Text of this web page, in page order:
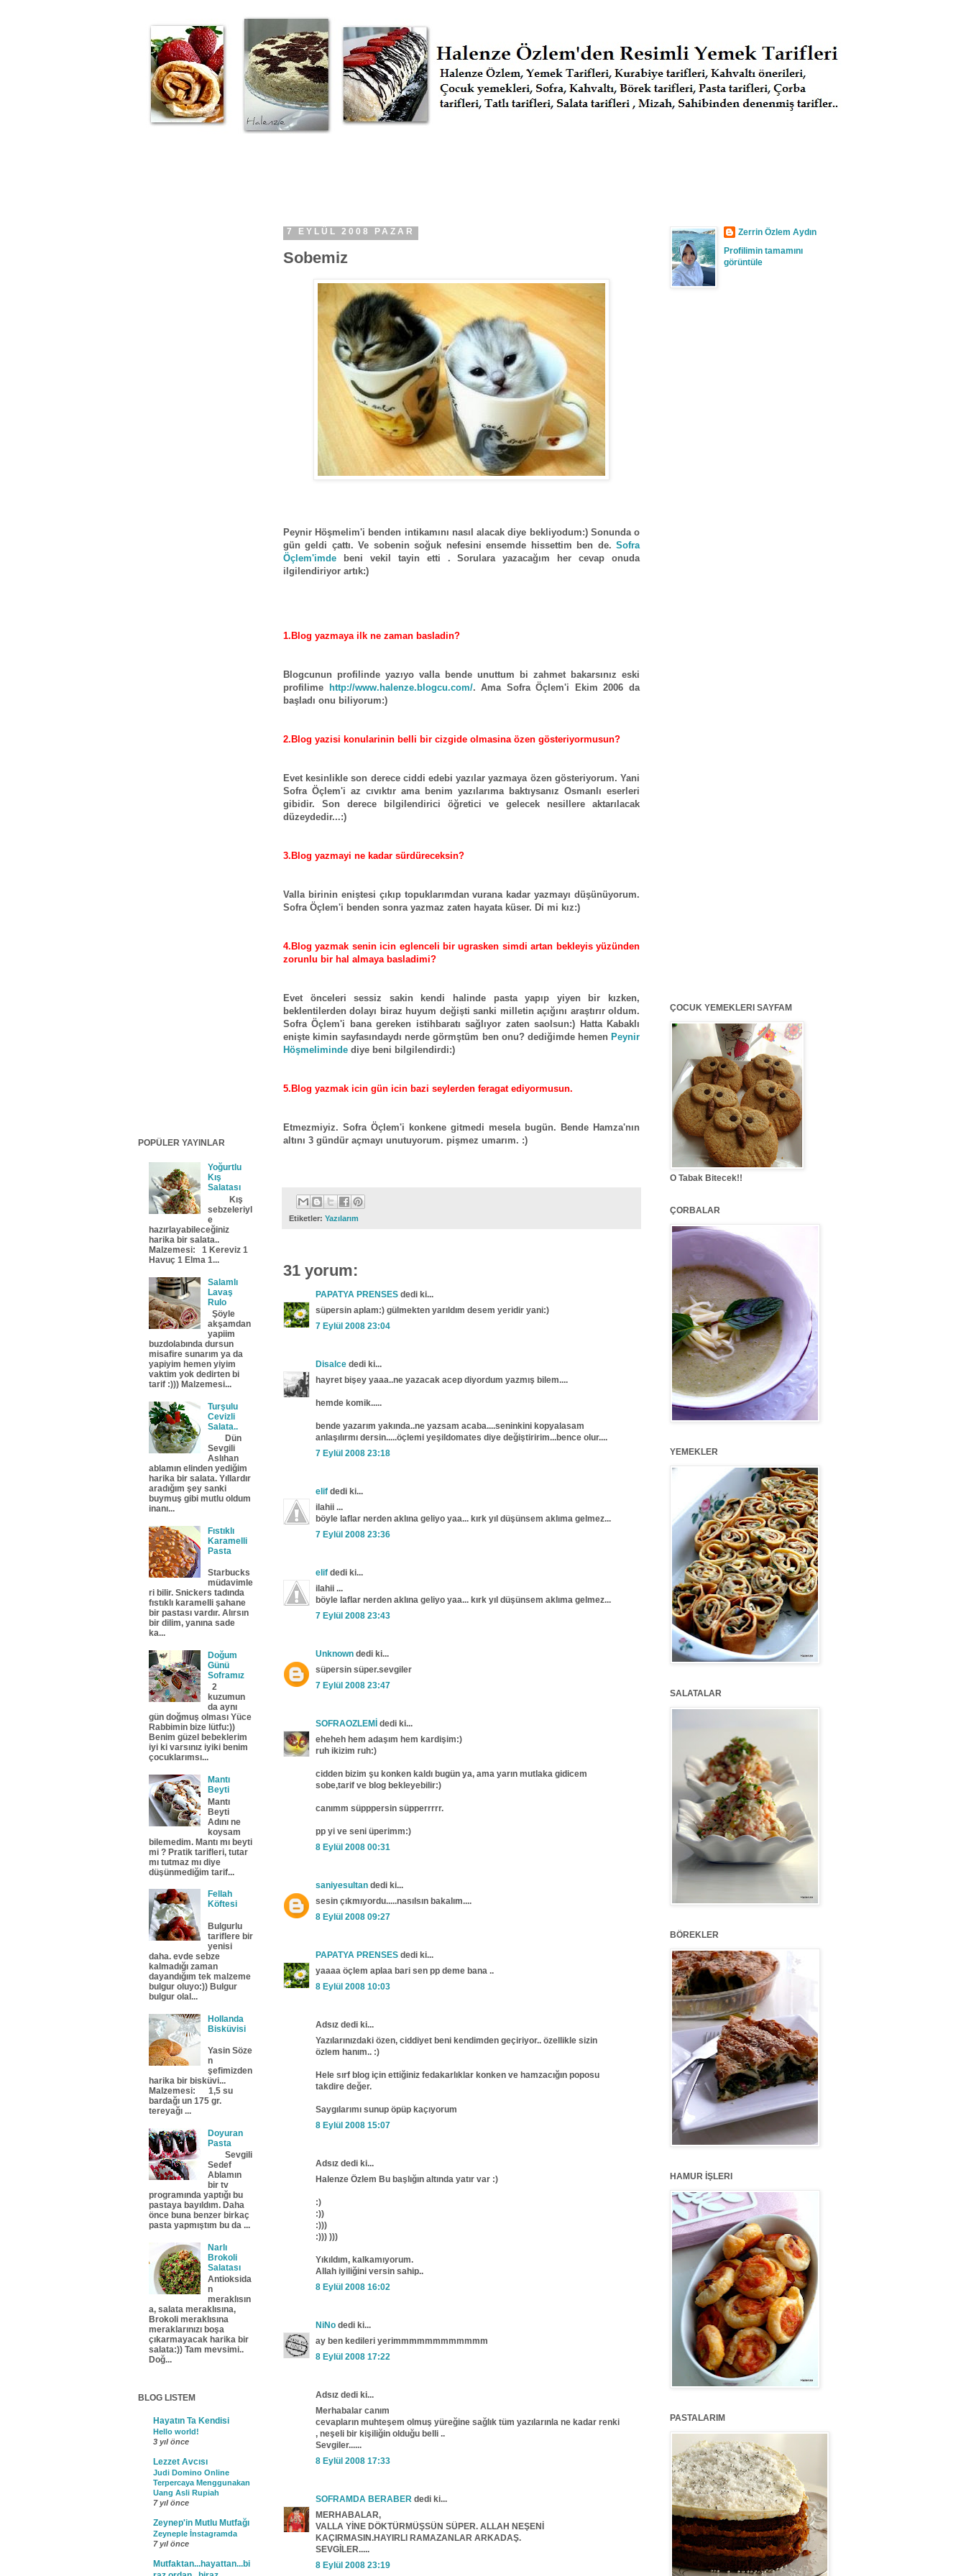
7 EYLÜL 2008 PAZAR
Sobemiz
Peynir Höşmelim'i benden intikamını nasıl alacak diye bekliyodum:) Sonunda o
gün geldi çattı. Ve sobenin soğuk nefesini ensemde hissettim ben de. Sofra
Öçlem'imde beni vekil tayin etti . Sorulara yazacağım her cevap onuda
ilgilendiriyor artık:)
1.Blog yazmaya ilk ne zaman basladin?
Blogcunun profilinde yazıyo valla bende unuttum bi zahmet bakarsınız eski
profilime http://www.halenze.blogcu.com/. Ama Sofra Öçlem'i Ekim 2006 da
başladı onu biliyorum:)
2.Blog yazisi konularinin belli bir cizgide olmasina özen gösteriyormusun?
Evet kesinlikle son derece ciddi edebi yazılar yazmaya özen gösteriyorum. Yani
Sofra Öçlem'i az cıvıktır ama benim yazılarıma baktıysanız Osmanlı eserleri
gibidir. Son derece bilgilendirici öğretici ve gelecek nesillere aktarılacak
düzeydedir...:)
3.Blog yazmayi ne kadar sürdüreceksin?
Valla birinin eniştesi çıkıp topuklarımdan vurana kadar yazmayı düşünüyorum.
Sofra Öçlem'i benden sonra yazmaz zaten hayata küser. Di mi kız:)
4.Blog yazmak senin icin eglenceli bir ugrasken simdi artan bekleyis yüzünden
zorunlu bir hal almaya basladimi?
Evet önceleri sessiz sakin kendi halinde pasta yapıp yiyen bir kızken,
beklentilerden dolayı biraz huyum değişti sanki milletin açığını araştırır oldum.
Sofra Öçlem'i bana gereken istihbaratı sağlıyor zaten saolsun:) Hatta Kabaklı
enişte kimin sayfasındaydı nerde görmştüm ben onu? dediğimde hemen Peynir
Höşmeliminde diye beni bilgilendirdi:)
5.Blog yazmak icin gün icin bazi seylerden feragat ediyormusun.
Etmezmiyiz. Sofra Öçlem'i konkene gitmedi mesela bugün. Bende Hamza'nın
altını 3 gündür açmayı unutuyorum. pişmez umarım. :)
Etiketler: Yazılarım
31 yorum:
PAPATYA PRENSES dedi ki...
süpersin aplam:) gülmekten yarıldım desem yeridir yani:)
7 Eylül 2008 23:04
Disalce dedi ki...
hayret bişey yaaa..ne yazacak acep diyordum yazmış bilem....
hemde komik.....
bende yazarım yakında..ne yazsam acaba....seninkini kopyalasam
anlaşılırmı dersin.....öçlemi yeşildomates diye değiştiririm...bence olur....
7 Eylül 2008 23:18
elif dedi ki...
ilahii ...
böyle laflar nerden aklına geliyo yaa... kırk yıl düşünsem aklıma gelmez...
7 Eylül 2008 23:36
elif dedi ki...
ilahii ...
böyle laflar nerden aklına geliyo yaa... kırk yıl düşünsem aklıma gelmez...
7 Eylül 2008 23:43
Unknown dedi ki...
süpersin süper.sevgiler
7 Eylül 2008 23:47
SOFRAOZLEMİ dedi ki...
eheheh hem adaşım hem kardişim:)
ruh ikizim ruh:)
cidden bizim şu konken kaldı bugün ya, ama yarın mutlaka gidicem
sobe,tarif ve blog bekleyebilir:)
canımm süpppersin süpperrrrr.
pp yi ve seni üperimm:)
8 Eylül 2008 00:31
saniyesultan dedi ki...
sesin çıkmıyordu.....nasılsın bakalım....
8 Eylül 2008 09:27
PAPATYA PRENSES dedi ki...
yaaaa öçlem aplaa bari sen pp deme bana ..
8 Eylül 2008 10:03
Adsız dedi ki...
Yazılarınızdaki özen, ciddiyet beni kendimden geçiriyor.. özellikle sizin
özlem hanım.. :)
Hele sırf blog için ettiğiniz fedakarlıklar konken ve hamzacığın poposu
takdire değer.
Saygılarımı sunup öpüp kaçıyorum
8 Eylül 2008 15:07
Adsız dedi ki...
Halenze Özlem Bu başlığın altında yatır var :)
:)
:))
:)))
:))) )))
Yıkıldım, kalkamıyorum.
Allah iyiliğini versin sahip..
8 Eylül 2008 16:02
NiNo dedi ki...
ay ben kedileri yerimmmmmmmmmmmm
8 Eylül 2008 17:22
Adsız dedi ki...
Merhabalar canım
cevapların muhteşem olmuş yüreğine sağlık tüm yazılarınla ne kadar renki
, neşeli bir kişiliğin olduğu belli ..
Sevgiler......
8 Eylül 2008 17:33
SOFRAMDA BERABER dedi ki...
MERHABALAR,
VALLA YİNE DÖKTÜRMÜŞSÜN SÜPER. ALLAH NEŞENİ
KAÇIRMASIN.HAYIRLI RAMAZANLAR ARKADAŞ.
SEVGİLER.....
8 Eylül 2008 23:19
POPÜLER YAYINLAR
Yoğurtlu
Kış
Salatası
Kış
sebzeleriyl
e
hazırlayabileceğiniz
harika bir salata..
Malzemesi: 1 Kereviz 1
Havuç 1 Elma 1...
Salamlı
Lavaş
Rulo
Şöyle
akşamdan
yapiim
buzdolabında dursun
misafire sunarım ya da
yapiyim hemen yiyim
vaktim yok dedirten bi
tarif :))) Malzemesi...
Turşulu
Cevizli
Salata..
Dün
Sevgili
Aslıhan
ablamın elinden yediğim
harika bir salata. Yıllardır
aradığım şey sanki
buymuş gibi mutlu oldum
inanı...
Fıstıklı
Karamelli
Pasta
Starbucks
müdavimle
ri bilir. Snickers tadında
fıstıklı karamelli şahane
bir pastası vardır. Alırsın
bir dilim, yanına sade
ka...
Doğum
Günü
Soframız
2
kuzumun
da aynı
gün doğmuş olması Yüce
Rabbimin bize lütfu:))
Benim güzel bebeklerim
iyi ki varsınız iyiki benim
çocuklarımsı...
Mantı
Beyti
Mantı
Beyti
Adını ne
koysam
bilemedim. Mantı mı beyti
mi ? Pratik tarifleri, tutar
mı tutmaz mı diye
düşünmediğim tarif...
Fellah
Köftesi
Bulgurlu
tariflere bir
yenisi
daha. evde sebze
kalmadığı zaman
dayandığım tek malzeme
bulgur oluyo:)) Bulgur
bulgur olal...
Hollanda
Bisküvisi
Yasin Söze
n
şefimizden
harika bir bisküvi...
Malzemesi: 1,5 su
bardağı un 175 gr.
tereyağı ...
Doyuran
Pasta
Sevgili
Sedef
Ablamın
bir tv
programında yaptığı bu
pastaya bayıldım. Daha
önce buna benzer birkaç
pasta yapmıştım bu da ...
Narlı
Brokoli
Salatası
Antioksida
n
meraklısın
a, salata meraklısına,
Brokoli meraklısına
meraklarınızı boşa
çıkarmayacak harika bir
salata:)) Tam mevsimi..
Doğ...
BLOG LISTEM
Hayatın Ta Kendisi
Hello world!
3 yıl önce
Lezzet Avcısı
Judi Domino Online
Terpercaya Menggunakan
Uang Asli Rupiah
7 yıl önce
Zeynep'in Mutlu Mutfağı
Zeyneple İnstagramda
7 yıl önce
Mutfaktan...hayattan...bi
Zerrin Özlem Aydın
Profilimin tamamını
görüntüle
ÇOCUK YEMEKLERI SAYFAM
O Tabak Bitecek!!
ÇORBALAR
YEMEKLER
SALATALAR
BÖREKLER
HAMUR İŞLERI
PASTALARIM